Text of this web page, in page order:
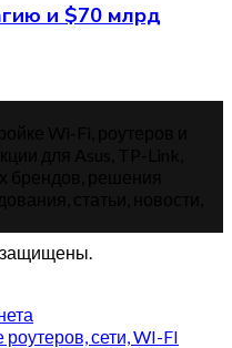
и $70 млрд
защищены.
сети, WI-FI